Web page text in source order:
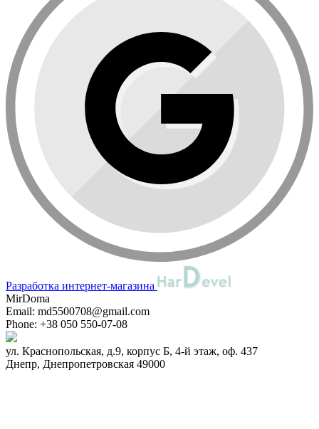
Разработка интернет-магазина
MirDoma
Email: md5500708@gmail.com
Phone: +38 050 550-07-08
ул. Краснопольская, д.9, корпус Б, 4-й этаж, оф. 437
Днепр, Днепропетровская 49000